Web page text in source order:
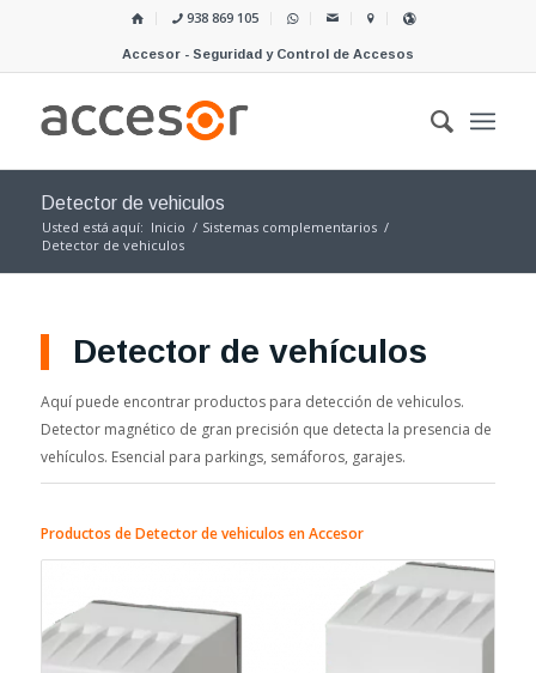
938 869 105
Accesor - Seguridad y Control de Accesos
Detector de vehiculos
Usted está aquí: Inicio / Sistemas complementarios /
Detector de vehiculos
Detector de vehículos
Aquí puede encontrar productos para detección de vehiculos.
Detector magnético de gran precisión que detecta la presencia de
vehículos. Esencial para parkings, semáforos, garajes.
Productos de Detector de vehiculos en Accesor